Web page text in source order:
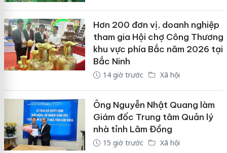
Hơn 200 đơn vị, doanh nghiệp
tham gia Hội chợ Công Thương
khu vực phía Bắc năm 2026 tại
Bắc Ninh
14 giờ trước Xã hội
Ông Nguyễn Nhật Quang làm
Giám đốc Trung tâm Quản lý
nhà tỉnh Lâm Đồng
15 giờ trước Xã hội